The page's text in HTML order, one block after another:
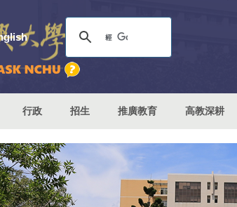
行政 招生 推廣教育 高教深耕